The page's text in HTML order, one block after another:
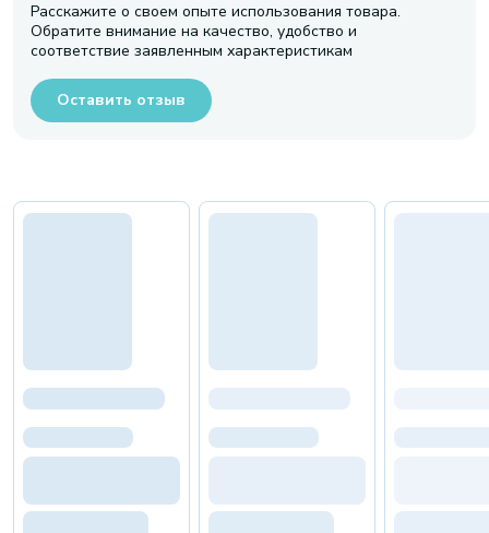
Расскажите о своем опыте использования товара.
Обратите внимание на качество, удобство и
соответствие заявленным характеристикам
Оставить отзыв